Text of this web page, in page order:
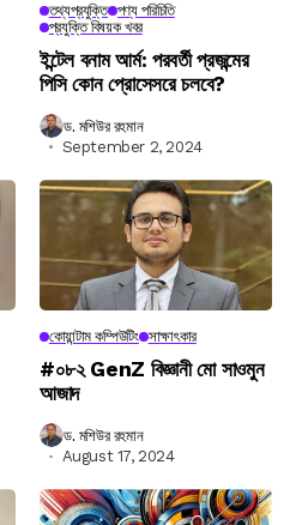
তথ্যপ্রযুক্তি পণ্য পরিচিতি
প্রযুক্তি বিষয়ক খবর
ইন্টেল বনাম আর্ম: পরবর্তী প্রজন্মের
পিসি কোন প্রোসেসরে চলবে?
ড. মশিউর রহমান
September 2, 2024
কোয়ান্টাম কম্পিউটিং সাক্ষাৎকার
#০৮২ GenZ বিজ্ঞানী মো সাওমুন
আজাদ
ড. মশিউর রহমান
August 17, 2024